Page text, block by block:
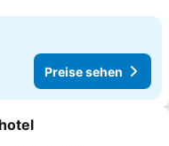
Preise sehen
hinzufügen